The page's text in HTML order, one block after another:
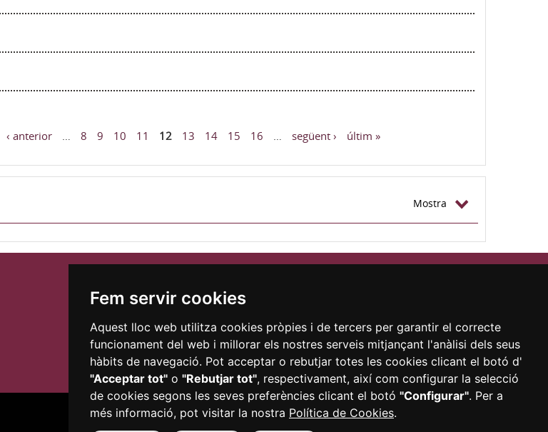
Fem servir cookies
Aquest lloc web utilitza cookies pròpies i de tercers per garantir el correcte
funcionament del web i millorar els nostres serveis mitjançant l'anàlisi dels seus
hàbits de navegació. Pot acceptar o rebutjar totes les cookies clicant el botó d'
"Acceptar tot" o "Rebutjar tot", respectivament, així com configurar la selecció
de cookies segons les seves preferències clicant el botó "Configurar". Per a
més informació, pot visitar la nostra Política de Cookies.
‹ anterior … 8 9 10 11 12 13 14 15 16 … següent › últim »
Mostra
Mapa Web
Informació Bàsica RGPD
Configurar Cookies